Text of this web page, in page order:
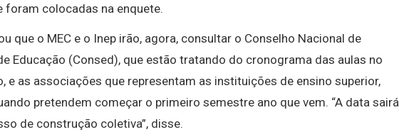
foram colocadas na enquete.
que o MEC e o Inep irão, agora, consultar o Conselho Nacional de
Educação (Consed), que estão tratando do cronograma das aulas no
e as associações que representam as instituições de ensino superior,
pretendem começar o primeiro semestre ano que vem. “A data sairá
de construção coletiva”, disse.